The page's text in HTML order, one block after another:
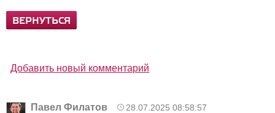
ВЕРНУТЬСЯ
Добавить новый комментарий
Павел Филатов 28.07.2025 08:58:57